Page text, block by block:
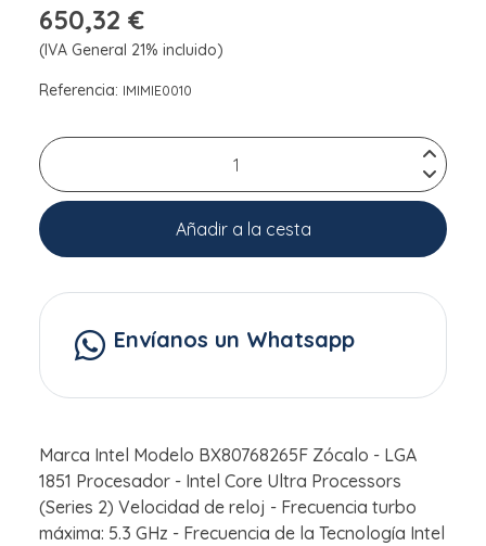
650,32 €
(IVA General 21% incluido)
Referencia: IMIMIE0010
Añadir a la cesta
Envíanos un Whatsapp
Marca Intel Modelo BX80768265F Zócalo - LGA
1851 Procesador - Intel Core Ultra Processors
(Series 2) Velocidad de reloj - Frecuencia turbo
máxima: 5.3 GHz - Frecuencia de la Tecnología Intel